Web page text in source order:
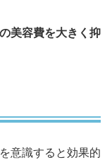
美容費を大きく抑
意識すると効果的